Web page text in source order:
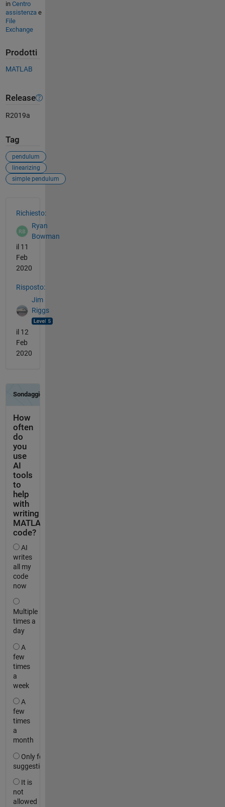
in Centro
assistenza e
File
Exchange
Prodotti
MATLAB
Release
R2019a
Tag
pendulum
linearizing
simple pendulum
Richiesto:
Ryan
Bowman
il 11
Feb
2020
Risposto:
Jim
Riggs
il 12
Feb
2020